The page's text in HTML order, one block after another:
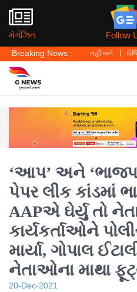
મેગેઝિન Follow
Breaking News :
ગુનાનો બચાવ નહીં બને ડિજિટલ વસ્તી
‘આપ’ અને
પેપર લીક કાંડમાં
AAPએ ઘેર્યુ તો
કાર્યકર્તાઓને
માર્યા, ગોપાલ
નેતાઓના માથા
20-Dec-2021